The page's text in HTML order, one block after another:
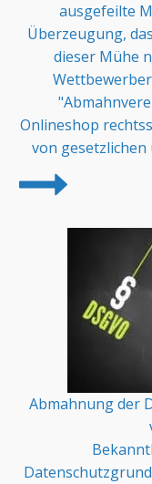
ausgefeilte
Überzeugung,
dieser Mühe
Onlineshop
von
Abmahnung der